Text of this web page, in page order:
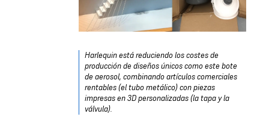
Harlequin está reduciendo los costes de
producción de diseños únicos como este bote
de aerosol, combinando artículos comerciales
rentables (el tubo metálico) con piezas
impresas en 3D personalizadas (la tapa y la
válvula).